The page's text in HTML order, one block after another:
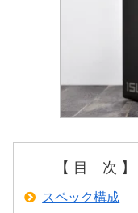
【 目 次 】
スペック構成